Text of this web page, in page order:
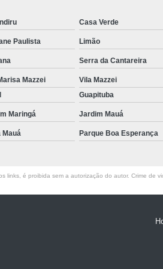
de Ressonância Magnética em Sp
Tomografia Cervical
Tomografia
do Crânio com Contraste
dos Ossos Temporais
Tomografia Renal
Exame de
Tomografia
Casa Verde
Paulista Limão
Serra da Cantareira
Mazzei Vila Mazzei
Guapituba
Maringá Jardim Mauá
Mauá Parque Boa Esperança
é proibida sem a autorização do autor. Crime de